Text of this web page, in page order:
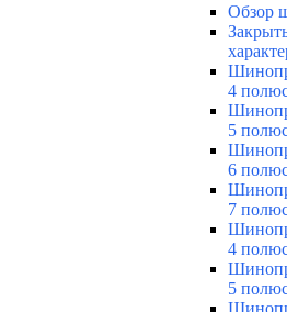
Обзор
4
5
6
7
4
5